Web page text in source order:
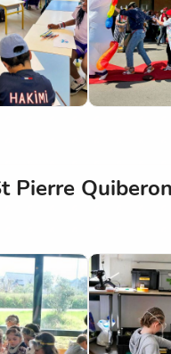
Pierre Quiberon